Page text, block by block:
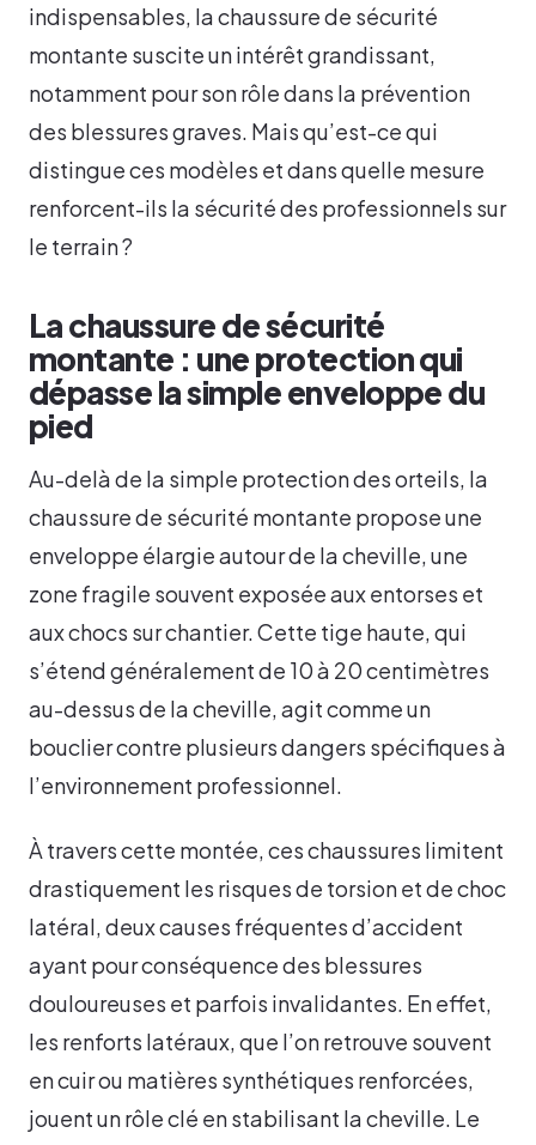
indispensables, la chaussure de sécurité
montante suscite un intérêt grandissant,
notamment pour son rôle dans la prévention
des blessures graves. Mais qu’est-ce qui
distingue ces modèles et dans quelle mesure
renforcent-ils la sécurité des professionnels sur
le terrain ?
La chaussure de sécurité
montante : une protection qui
dépasse la simple enveloppe du
pied
Au-delà de la simple protection des orteils, la
chaussure de sécurité montante propose une
enveloppe élargie autour de la cheville, une
zone fragile souvent exposée aux entorses et
aux chocs sur chantier. Cette tige haute, qui
s’étend généralement de 10 à 20 centimètres
au-dessus de la cheville, agit comme un
bouclier contre plusieurs dangers spécifiques à
l’environnement professionnel.
À travers cette montée, ces chaussures limitent
drastiquement les risques de torsion et de choc
latéral, deux causes fréquentes d’accident
ayant pour conséquence des blessures
douloureuses et parfois invalidantes. En effet,
les renforts latéraux, que l’on retrouve souvent
en cuir ou matières synthétiques renforcées,
jouent un rôle clé en stabilisant la cheville. Le